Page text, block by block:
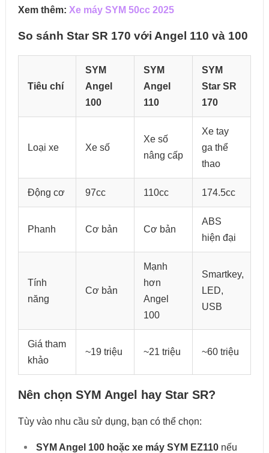
Xem thêm: Xe máy SYM 50cc 2025
So sánh Star SR 170 với Angel 110 và 100
Tiêu chí
SYM
Angel
100
SYM
Angel
110
SYM
Star SR
170
Loại xe Xe số
Xe số
nâng cấp
Xe tay
ga thể
thao
Động cơ 97cc 110cc 174.5cc
Phanh Cơ bản Cơ bản
ABS
hiện đại
Tính
năng
Cơ bản
Mạnh
hơn
Angel
100
Smartkey,
LED,
USB
Giá tham
khảo
~19 triệu ~21 triệu ~60 triệu
Nên chọn SYM Angel hay Star SR?
Tùy vào nhu cầu sử dụng, bạn có thể chọn:
SYM Angel 100 hoặc xe máy SYM EZ110nếu